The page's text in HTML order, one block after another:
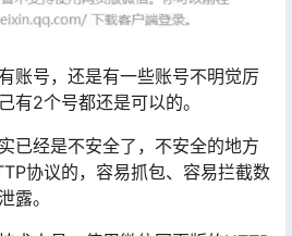
账号，还是有一些账号不明觉厉
有2个号都还是可以的。
已经是不安全了，不安全的地方
协议的，容易抓包、容易拦截数
露。